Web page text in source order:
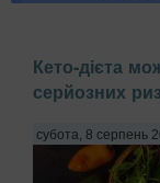
Кето-дієта
серйозних
субота, 8 серпень